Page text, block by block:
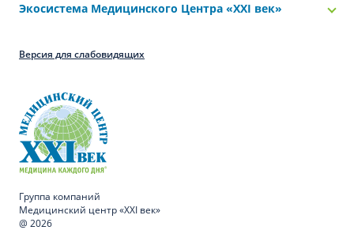
Экосистема Медицинского Центра «‎XXI век»
Версия для слабовидящих
Группа компаний
Медицинский центр «XXI век»
@ 2026